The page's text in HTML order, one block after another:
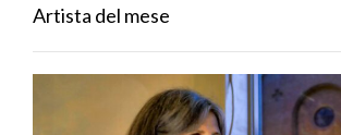
Artista del mese